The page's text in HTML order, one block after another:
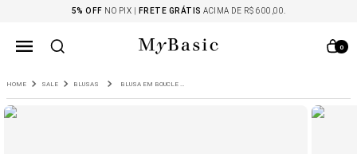
5% OFF NO PIX | FRETE GRÁTIS ACIMA DE R$ 600,00.
0
SALE BLUSAS BLUSA EM BOUCLE DOCK PRETO